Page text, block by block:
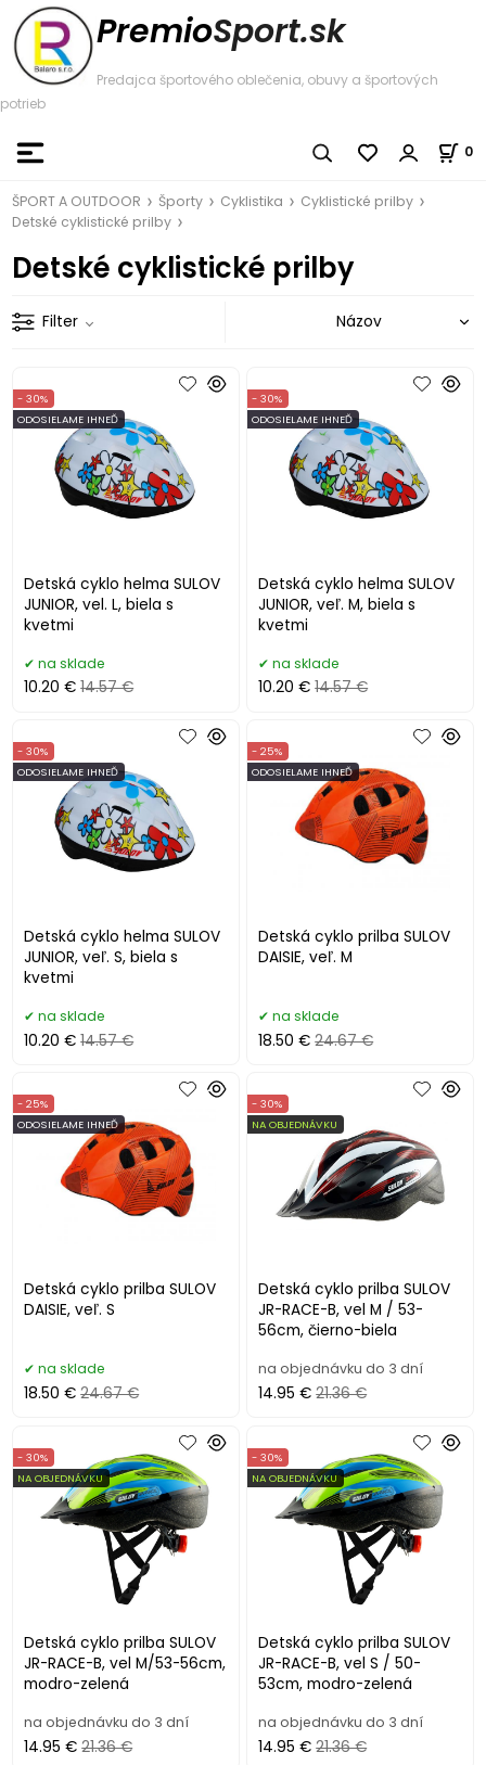
PremioSport.sk
Predajca športového oblečenia, obuvy a športových
potrieb
0
ŠPORT A OUTDOOR Športy Cyklistika
Cyklistické prilby
Detské cyklistické prilby
Detské cyklistické prilby
Filter
Detská cyklo helma SULOV
JUNIOR, vel. L, biela s
kvetmi
- 30%
ODOSIELAME IHNEĎ
na sklade
10.20 € 14.57 €
Detská cyklo helma SULOV
JUNIOR, veľ. M, biela s
kvetmi
- 30%
ODOSIELAME IHNEĎ
na sklade
10.20 € 14.57 €
Detská cyklo helma SULOV
JUNIOR, veľ. S, biela s
kvetmi
- 30%
ODOSIELAME IHNEĎ
na sklade
10.20 € 14.57 €
Detská cyklo prilba SULOV
DAISIE, veľ. M
- 25%
ODOSIELAME IHNEĎ
na sklade
18.50 € 24.67 €
Detská cyklo prilba SULOV
DAISIE, veľ. S
- 25%
ODOSIELAME IHNEĎ
na sklade
18.50 € 24.67 €
Detská cyklo prilba SULOV
JR-RACE-B, vel M / 53-
56cm, čierno-biela
- 30%
NA OBJEDNÁVKU
na objednávku do 3 dní
14.95 € 21.36 €
Detská cyklo prilba SULOV
JR-RACE-B, vel M/53-56cm,
modro-zelená
- 30%
NA OBJEDNÁVKU
na objednávku do 3 dní
14.95 € 21.36 €
Detská cyklo prilba SULOV
JR-RACE-B, vel S / 50-
53cm, modro-zelená
- 30%
NA OBJEDNÁVKU
na objednávku do 3 dní
14.95 € 21.36 €